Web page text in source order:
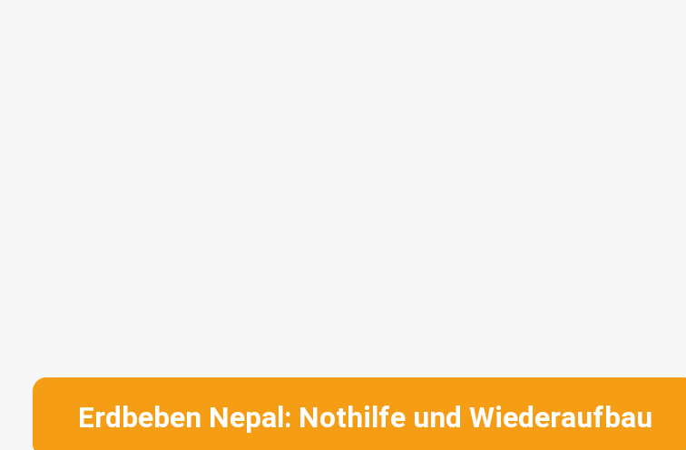
Erdbeben Nepal: Nothilfe und Wiederaufbau